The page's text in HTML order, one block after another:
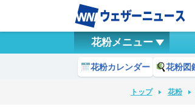
花粉メニュー
花粉カレンダー 花粉図
トップ 花粉